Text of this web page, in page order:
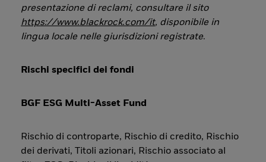
presentazione di reclami, consultare il sito
https://www.blackrock.com/it, disponibile in
lingua locale nelle giurisdizioni registrate.
Rischi specifici dei fondi
BGF ESG Multi-Asset Fund
Rischio di controparte, Rischio di credito, Rischio
dei derivati, Titoli azionari, Rischio associato al